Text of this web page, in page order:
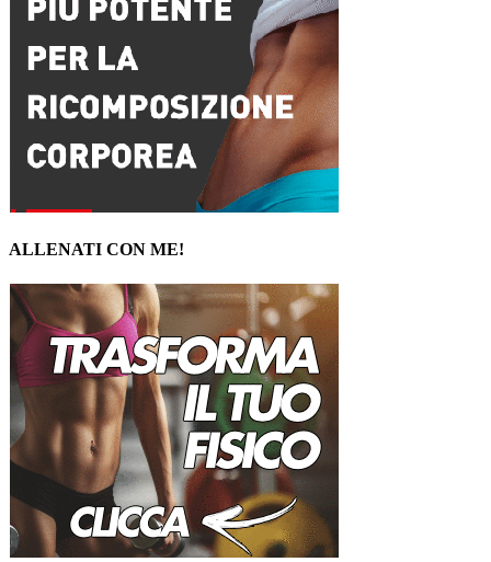
ALLENATI CON ME!